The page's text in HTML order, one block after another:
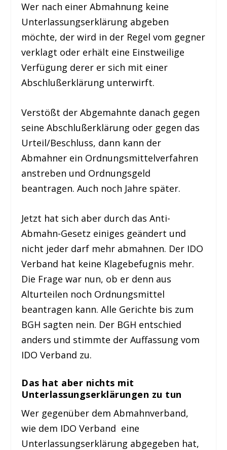
Wer nach einer Abmahnung keine
Unterlassungserklärung abgeben
möchte, der wird in der Regel vom gegner
verklagt oder erhält eine Einstweilige
Verfügung derer er sich mit einer
Abschlußerklärung unterwirft.
Verstößt der Abgemahnte danach gegen
seine Abschlußerklärung oder gegen das
Urteil/Beschluss, dann kann der
Abmahner ein Ordnungsmittelverfahren
anstreben und Ordnungsgeld
beantragen. Auch noch Jahre später.
Jetzt hat sich aber durch das Anti-
Abmahn-Gesetz einiges geändert und
nicht jeder darf mehr abmahnen. Der IDO
Verband hat keine Klagebefugnis mehr.
Die Frage war nun, ob er denn aus
Alturteilen noch Ordnungsmittel
beantragen kann. Alle Gerichte bis zum
BGH sagten nein. Der BGH entschied
anders und stimmte der Auffassung vom
IDO Verband zu.
Das hat aber nichts mit
Unterlassungserklärungen zu tun
Wer gegenüber dem Abmahnverband,
wie dem IDO Verband eine
Unterlassungserklärung abgegeben hat,